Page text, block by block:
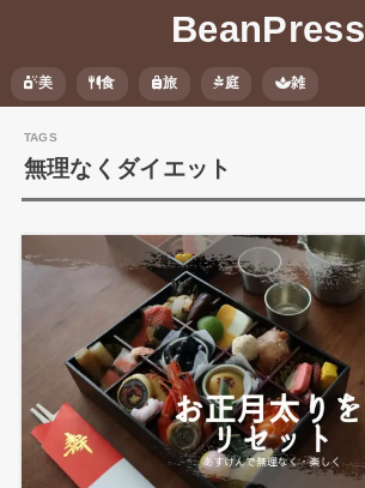
BeanPress
美 食 旅 庭 雑
無理なくダイエット